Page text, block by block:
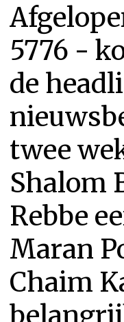
5776 -
de
twee
Shalom
Rebbe
Maran
Chaim